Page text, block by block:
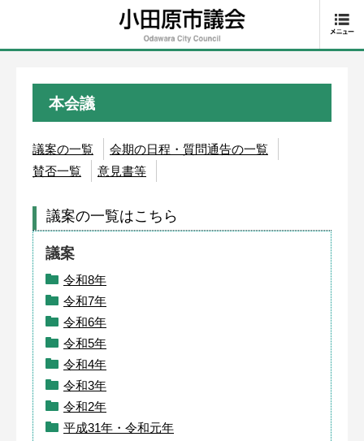
本会議
議案の一覧
会期の日程・質問通告の一覧
賛否一覧
意見書等
議案の一覧はこちら
議案
令和8年
令和7年
令和6年
令和5年
令和4年
令和3年
令和2年
平成31年・令和元年